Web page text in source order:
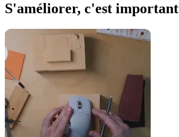
S'améliorer, c'est important